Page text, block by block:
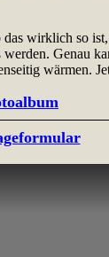
wirklich so
Genau
wärmen.